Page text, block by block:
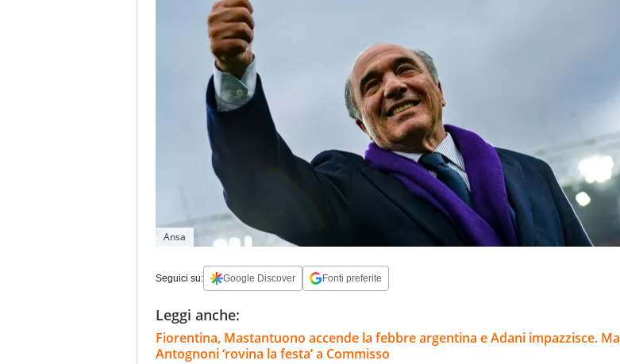
Ansa
Seguici su: Google Discover Fonti preferite
Leggi anche:
Fiorentina, Mastantuono accende la febbre argentina e Adani impazzisce. Ma
Antognoni ‘rovina la festa’ a Commisso